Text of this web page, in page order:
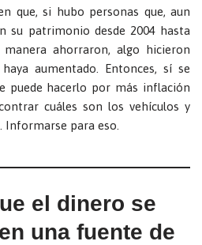
que, si hubo personas que, aun
su patrimonio desde 2004 hasta
ahorraron, algo hicieron
aumentado. Entonces, sí se
puede hacerlo por más inflación
cuáles son los vehículos y
Informarse para eso.
el dinero se
una fuente de